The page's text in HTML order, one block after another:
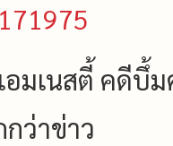
อมเนสตี้ คดีบึ้
ว่าข่าว